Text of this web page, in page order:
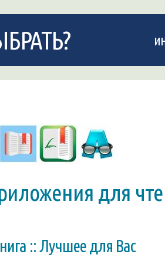
для
:: Лучшее для Вас